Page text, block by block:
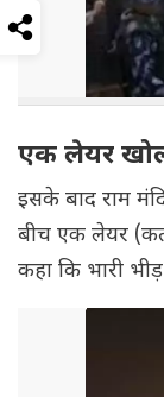
एक लेयर
इसके बाद राम
बीच एक लेयर
कहा कि भारी